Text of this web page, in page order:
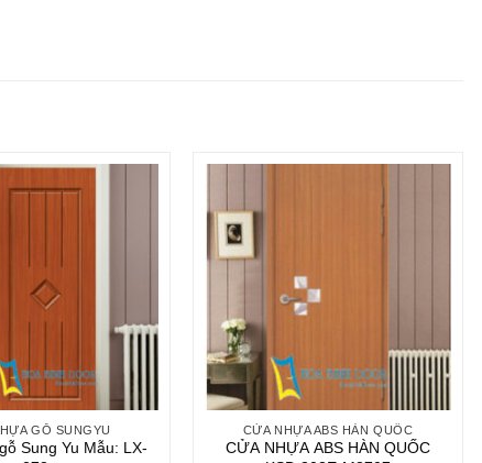
GỖ SUNGYU
Sung Yu Mẫu: LX-
CỬA NHỰA ABS HÀN QUỐC
CỬA NHỰA ABS HÀN QUỐC